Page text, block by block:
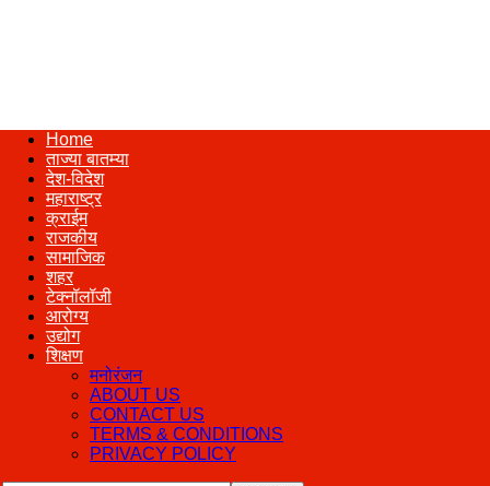
Home
ताज्या बातम्या
देश-विदेश
महाराष्ट्र
क्राईम
राजकीय
सामाजिक
शहर
टेक्नॉलॉजी
आरोग्य
उद्योग
शिक्षण
मनोरंजन
ABOUT US
CONTACT US
TERMS & CONDITIONS
PRIVACY POLICY